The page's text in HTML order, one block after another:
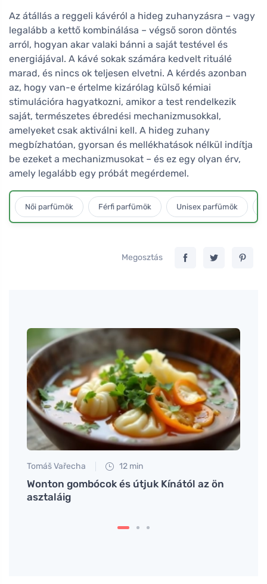
Az átállás a reggeli kávéról a hideg zuhanyzásra – vagy
legalább a kettő kombinálása – végső soron döntés
arról, hogyan akar valaki bánni a saját testével és
energiájával. A kávé sokak számára kedvelt rituálé
marad, és nincs ok teljesen elvetni. A kérdés azonban
az, hogy van-e értelme kizárólag külső kémiai
stimulációra hagyatkozni, amikor a test rendelkezik
saját, természetes ébredési mechanizmusokkal,
amelyeket csak aktiválni kell. A hideg zuhany
megbízhatóan, gyorsan és mellékhatások nélkül indítja
be ezeket a mechanizmusokat – és ez egy olyan érv,
amely legalább egy próbát megérdemel.
Női parfümök Férfi parfümök Unisex parfümök
Megosztás
Tomáš Vařecha 12 min
Wonton gombócok és útjuk Kínától az ön
asztaláig